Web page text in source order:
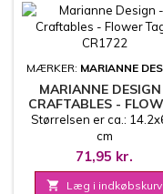
MÆRKER: MARIANNE
MARIANNE
CRAFTABLES -
TAG - CR1722
Størrelsen er ca.:
cm
71,95 kr.
 Læg i indkøbskurv